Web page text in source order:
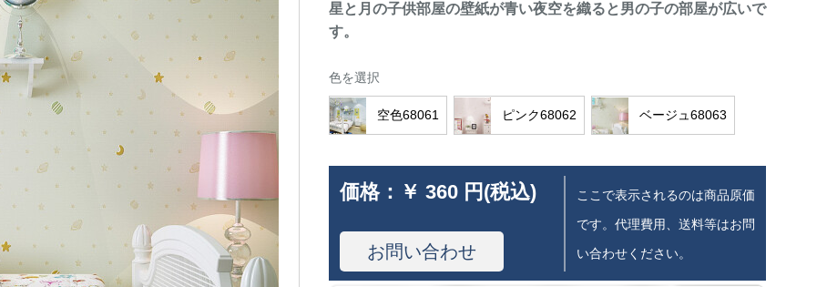
星と月の子供部屋の壁紙が青い夜空を織ると男の子の部屋が広いで
す。
色を選択
空色68061 ピンク68062 ベージュ68063
価格： ￥ 360 円(税込)
お問い合わせ
ここで表示されるのは商品原価
です。代理費用、送料等はお問
い合わせください。